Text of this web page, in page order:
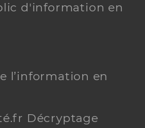
d'information en
l’information en
Décryptage